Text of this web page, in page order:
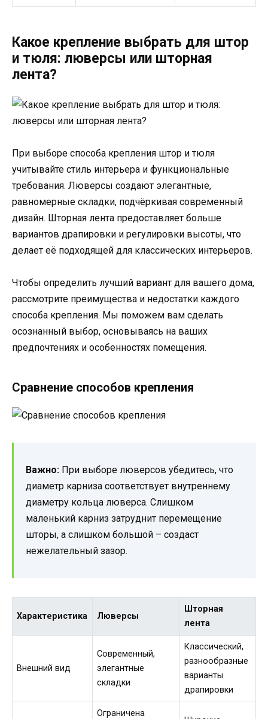
Какое крепление выбрать для штор
и тюля: люверсы или шторная
лента?
При выборе способа крепления штор и тюля
учитывайте стиль интерьера и функциональные
требования. Люверсы создают элегантные,
равномерные складки, подчёркивая современный
дизайн. Шторная лента предоставляет больше
вариантов драпировки и регулировки высоты, что
делает её подходящей для классических интерьеров.
Чтобы определить лучший вариант для вашего дома,
рассмотрите преимущества и недостатки каждого
способа крепления. Мы поможем вам сделать
осознанный выбор, основываясь на ваших
предпочтениях и особенностях помещения.
Сравнение способов крепления
Важно: При выборе люверсов убедитесь, что
диаметр карниза соответствует внутреннему
диаметру кольца люверса. Слишком
маленький карниз затруднит перемещение
шторы, а слишком большой – создаст
нежелательный зазор.
Характеристика Люверсы
Шторная
лента
Внешний вид
Современный,
элегантные
складки
Классический,
разнообразные
варианты
драпировки
Ограничена